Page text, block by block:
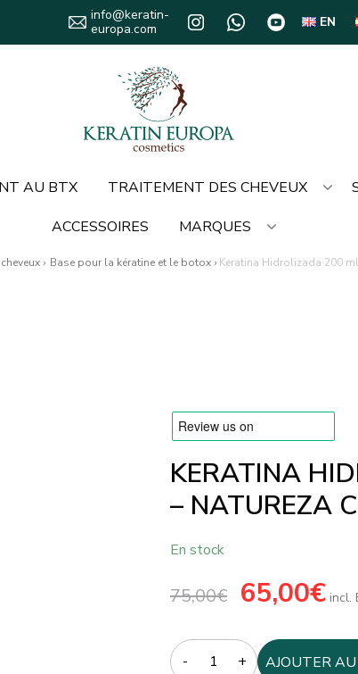
info@keratin-
europa.com
EN
AU BTX TRAITEMENT DES CHEVEUX
ACCESSOIRES
MARQUES
› Base pour la kératine et le botox › Keratina Hidrolizada 200
KERATINA
– NATUREZA
En stock
75,00€
Le
prix
75,00€.
65,00€Le
prix
incl.
Quantity
AJOUTER